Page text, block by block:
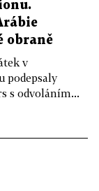
obraně
v
podepsaly
s odvoláním...